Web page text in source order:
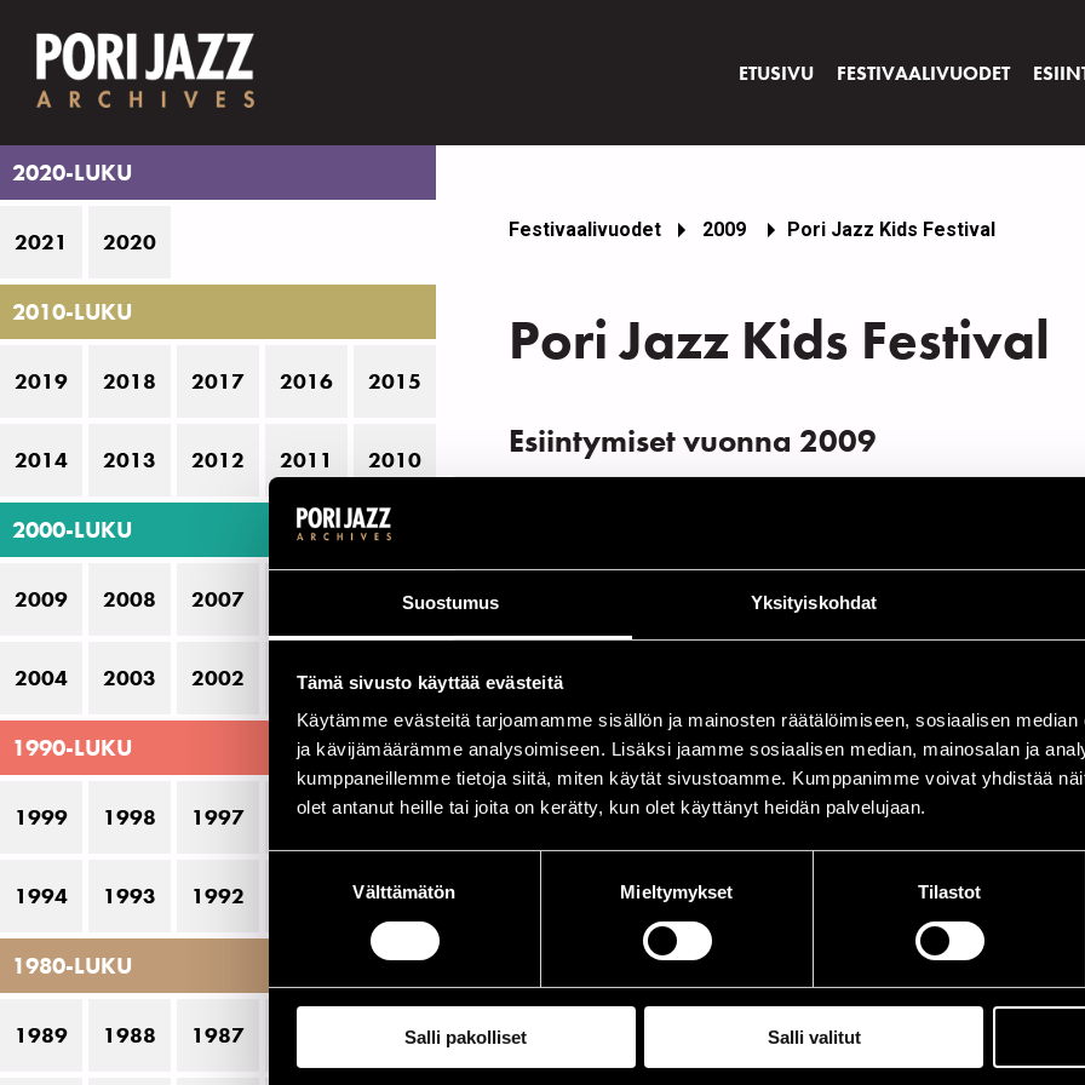
Suostumus Yksityiskohdat
Tämä sivusto käyttää evästeitä
Käytämme evästeitä tarjoamamme sisällön ja mainosten räätälöimiseen, sosiaalisen
ja kävijämäärämme analysoimiseen. Lisäksi jaamme sosiaalisen median, mainosalan ja
kumppaneillemme tietoja siitä, miten käytät sivustoamme. Kumppanimme voivat yhdistää
olet antanut heille tai joita on kerätty, kun olet käyttänyt heidän palvelujaan.
Välttämätön Mieltymykset Tilastot
Salli pakolliset Salli valitut
ETUSIVU FESTIVAALIVUODET
2020-LUKU
2021 2020
2010-LUKU
2019 2018 2017 2016 2015
2014 2013 2012 2011 2010
2000-LUKU
2009 2008 2007 2005
2004 2003 2002 2001 2000
1990-LUKU
1999 1998 1997 1996 1995
1994 1993 1992 1990
1980-LUKU
1989 1988 1987 1985
Festivaalivuodet 2009 Pori Jazz Kids Festival
Pori Jazz Kids Festival
Esiintymiset vuonna 2009
15.07.2009 11.00
11.00
11.07.2009 11.00
11.00